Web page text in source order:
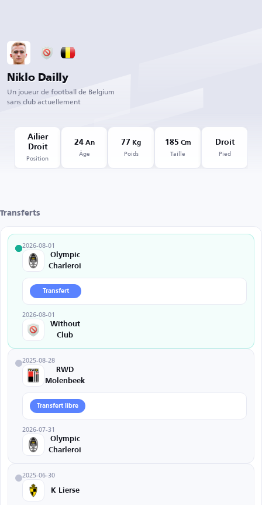
Niklo Dailly
Un joueur de football de Belgium
sans club actuellement
Ailier
Droit
Position
24An
Âge
77 Kg
Poids
185 Cm
Taille
Droit
Pied
Transferts
2026-08-01
Olympic
Charleroi
Transfert
2026-08-01
Without
Club
2025-08-28
RWD
Molenbeek
Transfert libre
2026-07-31
Olympic
Charleroi
2025-06-30
K Lierse